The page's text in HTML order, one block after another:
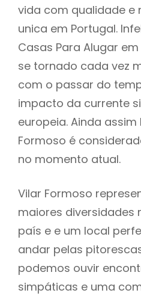
vida com qualidade e
unica em Portugal.
Casas Para Alugar
se tornado cada vez
com o passar do
impacto da currente
europeia. Ainda assim
Formoso é
no momento atual.
Vilar Formoso
maiores diversidades
país e e um local
andar pelas
podemos ouvir
simpáticas e uma